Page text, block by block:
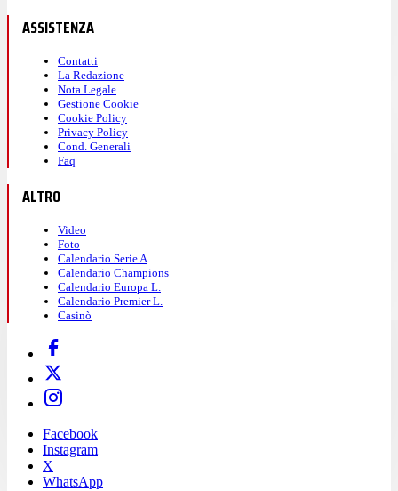
ASSISTENZA
Contatti
La Redazione
Nota Legale
Gestione Cookie
Cookie Policy
Privacy Policy
Cond. Generali
Faq
ALTRO
Video
Foto
Calendario Serie A
Calendario Champions
Calendario Europa L.
Calendario Premier L.
Casinò
Facebook
Instagram
X
WhatsApp